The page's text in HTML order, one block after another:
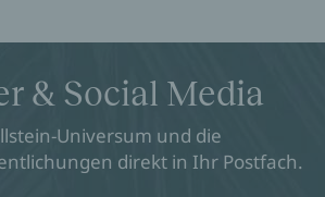
& Social Media
Universum und die
direkt in Ihr Postfach.